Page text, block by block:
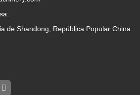
de Shandong, República Popular China